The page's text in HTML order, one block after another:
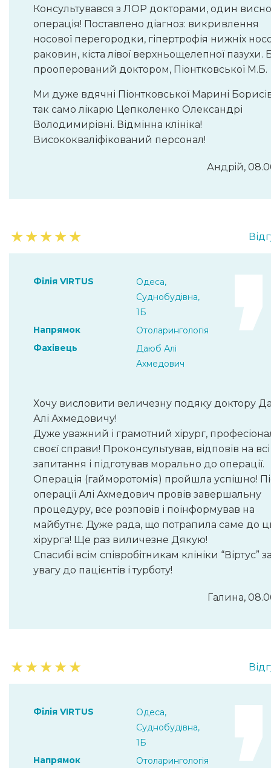
Консультувався з ЛОР докторами, один
операція! Поставлено діагноз: викривлення
носової перегородки, гіпертрофія нижніх
раковин, кіста лівої верхньощелепної пазухи.
прооперований доктором, Піонтковської М.Б.
Ми дуже вдячні Піонтковської Марині
так само лікарю Цепколенко Олександрі
Володимирівні. Відмінна клініка!
Висококваліфікований персонал!
Андрiй,
★★★★★
Філія VIRTUS
Одеса,
Суднобудівна,
1Б
Напрямок
Отоларингологія
Фахівець
Даюб Алі
Ахмедович
Хочу висловити величезну подяку доктору
Алі Ахмедовичу!
Дуже уважний і грамотний хірург,
своєї справи! Проконсультував, відповів на всі
запитання і підготував морально до операції.
Операція (гайморотомія) пройшла успішно!
операції Алі Ахмедович провів завершальну
процедуру, все розповів і поінформував на
майбутнє. Дуже рада, що потрапила саме до
хірурга! Ще раз виличезне Дякую!
Спасибі всім співробітникам клініки “Віртус”
увагу до пацієнтів і турботу!
Галина,
★★★★★
Філія VIRTUS
Одеса,
Суднобудівна,
1Б
Напрямок
Отоларингологія